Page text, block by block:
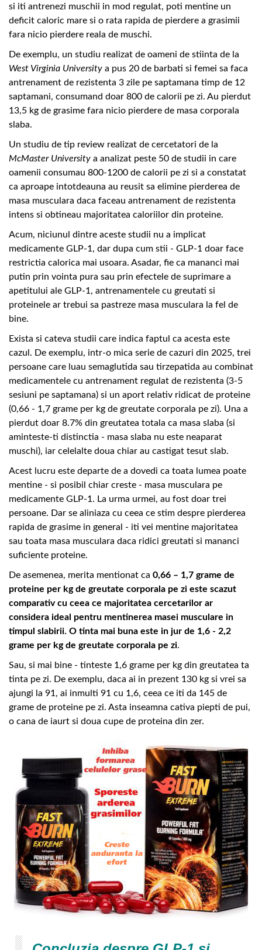
si iti antrenezi muschii in mod regulat, poti mentine un
deficit caloric mare si o rata rapida de pierdere a grasimii
fara nicio pierdere reala de muschi.
De exemplu, un studiu realizat de oameni de stiinta de la
West Virginia University a pus 20 de barbati si femei sa faca
antrenament de rezistenta 3 zile pe saptamana timp de 12
saptamani, consumand doar 800 de calorii pe zi. Au pierdut
13,5 kg de grasime fara nicio pierdere de masa corporala
slaba.
Un studiu de tip review realizat de cercetatori de la
McMaster University a analizat peste 50 de studii in care
oamenii consumau 800-1200 de calorii pe zi si a constatat
ca aproape intotdeauna au reusit sa elimine pierderea de
masa musculara daca faceau antrenament de rezistenta
intens si obtineau majoritatea caloriilor din proteine.
Acum, niciunul dintre aceste studii nu a implicat
medicamente GLP-1, dar dupa cum stii - GLP-1 doar face
restrictia calorica mai usoara. Asadar, fie ca mananci mai
putin prin vointa pura sau prin efectele de suprimare a
apetitului ale GLP-1, antrenamentele cu greutati si
proteinele ar trebui sa pastreze masa musculara la fel de
bine.
Exista si cateva studii care indica faptul ca acesta este
cazul. De exemplu, intr-o mica serie de cazuri din 2025, trei
persoane care luau semaglutida sau tirzepatida au combinat
medicamentele cu antrenament regulat de rezistenta (3-5
sesiuni pe saptamana) si un aport relativ ridicat de proteine
(0,66 - 1,7 grame per kg de greutate corporala pe zi). Una a
pierdut doar 8.7% din greutatea totala ca masa slaba (si
aminteste-ti distinctia - masa slaba nu este neaparat
muschi), iar celelalte doua chiar au castigat tesut slab.
Acest lucru este departe de a dovedi ca toata lumea poate
mentine - si posibil chiar creste - masa musculara pe
medicamente GLP-1. La urma urmei, au fost doar trei
persoane. Dar se aliniaza cu ceea ce stim despre pierderea
rapida de grasime in general - iti vei mentine majoritatea
sau toata masa musculara daca ridici greutati si mananci
suficiente proteine.
De asemenea, merita mentionat ca 0,66 – 1,7 grame de
proteine per kg de greutate corporala pe zi este scazut
comparativ cu ceea ce majoritatea cercetarilor ar
considera ideal pentru mentinerea masei musculare in
timpul slabirii. O tinta mai buna este in jur de 1,6 - 2,2
grame per kg de greutate corporala pe zi.
Sau, si mai bine - tinteste 1,6 grame per kg din greutatea ta
tinta pe zi. De exemplu, daca ai in prezent 130 kg si vrei sa
ajungi la 91, ai inmulti 91 cu 1,6, ceea ce iti da 145 de
grame de proteine pe zi. Asta inseamna cativa piepti de pui,
o cana de iaurt si doua cupe de proteina din zer.